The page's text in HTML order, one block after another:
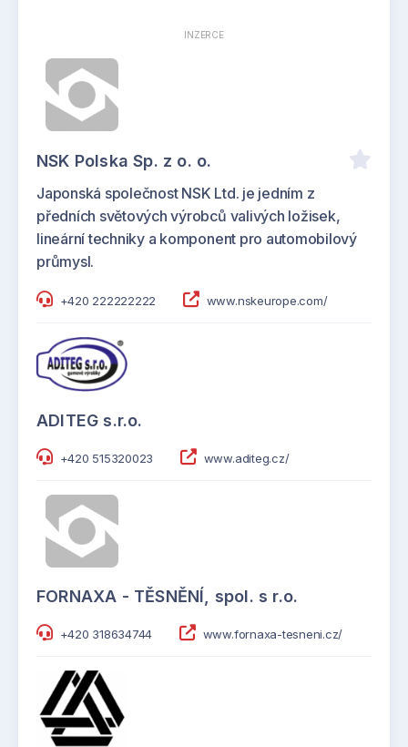
INZERCE
NSK Polska Sp. z o. o.
Japonská společnost NSK Ltd. je jedním z
předních světových výrobců valivých ložisek,
lineární techniky a komponent pro automobilový
průmysl.
+420 222222222 www.nskeurope.com/
ADITEG s.r.o.
+420 515320023 www.aditeg.cz/
FORNAXA - TĚSNĚNÍ, spol. s r.o.
+420 318634744 www.fornaxa-tesneni.cz/